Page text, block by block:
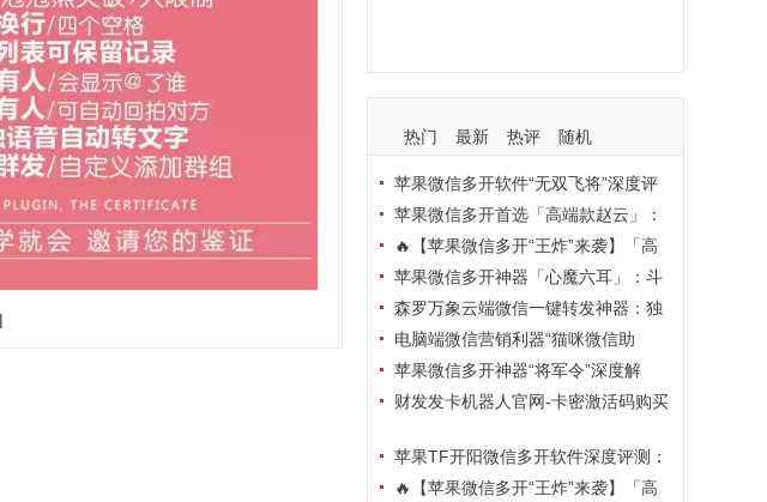
热门 最新 热评 随机
苹果微信多开软件“无双飞将”深度评
测：TF正式码+7天退换，拍拍卡激活
码商城正品保障
苹果微信多开首选「高端款赵云」：
TF正式码+斗战神8073包，7天退换认
准拍拍卡激活码商城
🔥【苹果微信多开“王炸”来袭】「高
端地狱火」—— TF正式码+斗战神807
3包，7天退换，安全防封，多开自由触
手可及！
苹果微信多开神器「心魔六耳」：斗
战神8073包+7天退换，认准拍拍卡激
活码商城
森罗万象云端微信一键转发神器：独
家源码·安全防封·月卡季卡半年卡年卡
授权，7天无理由退换！
电脑端微信营销利器“猫咪微信助
手”深度评测：7大模块功能全解析，多
卡种授权灵活选
苹果微信多开神器“将军令”深度解
析：8073版本包+TF外侧码，微商营销
财发发卡机器人官网-卡密激活码购买
换苹果TF开阳微信多开软件深度评测：
凡尔赛8069包功能全解析，TestFlight
🔥【苹果微信多开“王炸”来袭】「高